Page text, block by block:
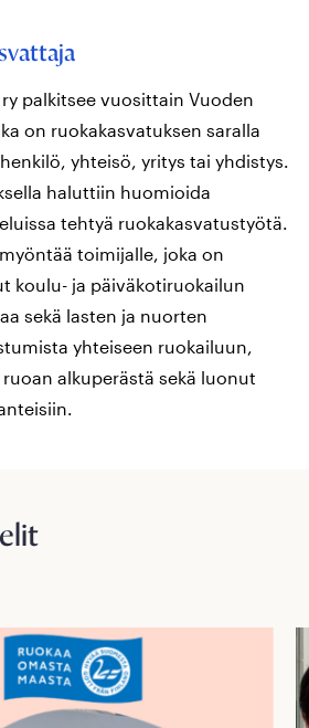
palkitsee vuosittain Vuoden
on ruokakasvatuksen saralla
yhteisö, yritys tai yhdistys.
haluttiin huomioida
tehtyä ruokakasvatustyötä.
toimijalle, joka on
koulu- ja päiväkotiruokailun
sekä lasten ja nuorten
yhteiseen ruokailuun,
alkuperästä sekä luonut